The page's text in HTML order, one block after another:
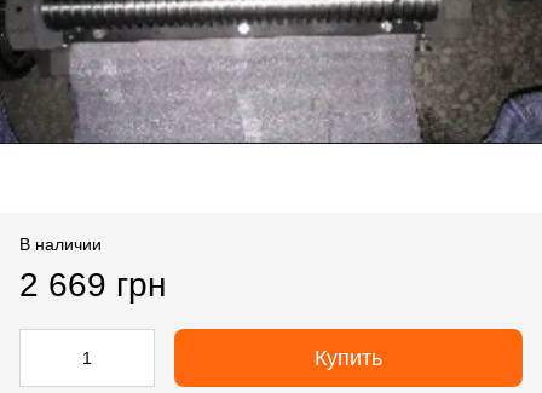
В наличии
2 669 грн
Купить